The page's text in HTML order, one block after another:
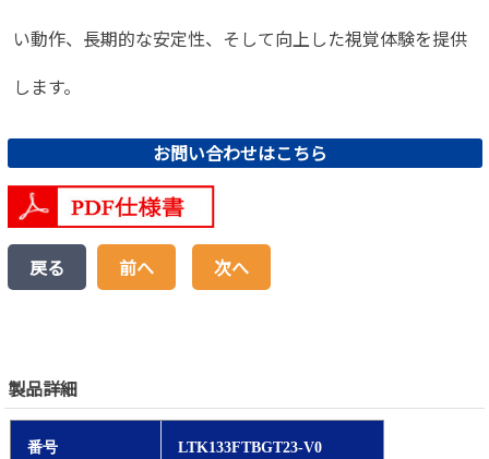
い動作、長期的な安定性、そして向上した視覚体験を提供
します。
お問い合わせはこちら
戻る 前へ 次へ
製品詳細
番号 LTK133FTBGT23-V0